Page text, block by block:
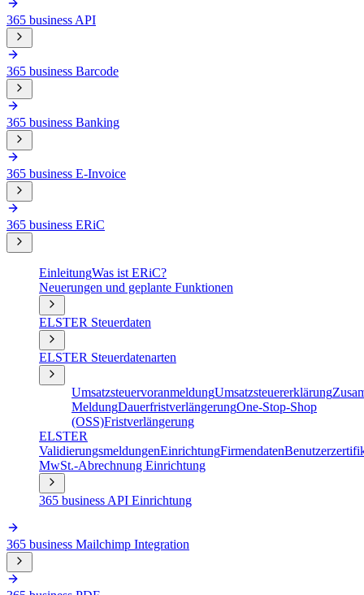
365 business API
365 business Barcode
365 business Banking
365 business E-Invoice
365 business ERiC
EinleitungWas ist ERiC?
Neuerungen und geplante Funktionen
ELSTER Steuerdaten
ELSTER Steuerdatenarten
UmsatzsteuervoranmeldungUmsatzsteuererklärung
MeldungDauerfristverlängerungOne-Stop-Shop
(OSS)Fristverlängerung
ELSTER
ValidierungsmeldungenEinrichtungFirmendaten
MwSt.-Abrechnung Einrichtung
365 business API Einrichtung
365 business Mailchimp Integration